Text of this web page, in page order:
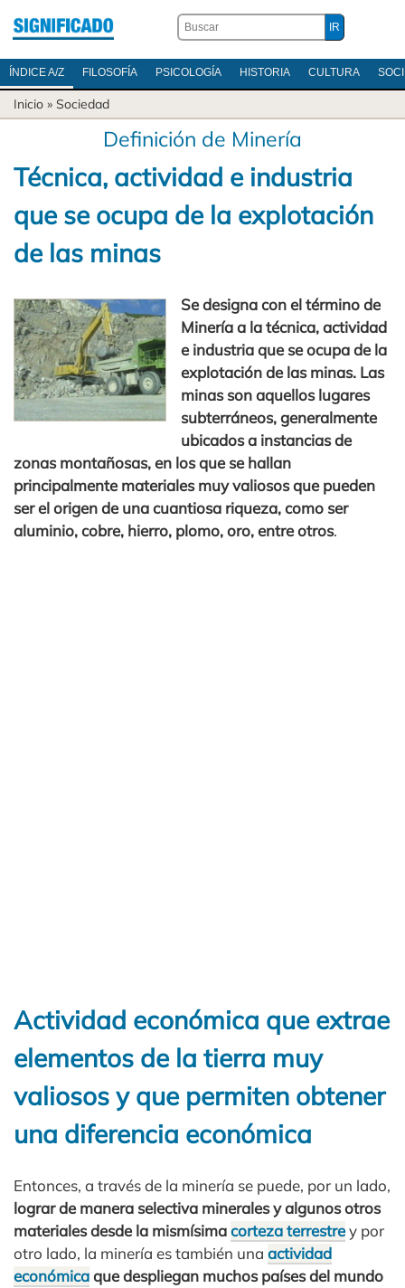
ÍNDICE A/Z FILOSOFÍA PSICOLOGÍA HISTORIA CULTURA
Inicio » Sociedad
Definición de Minería
Técnica, actividad e industria
que se ocupa de la explotación
de las minas
Se designa con el término de
Minería a la técnica, actividad
e industria que se ocupa de la
explotación de las minas. Las
minas son aquellos lugares
subterráneos, generalmente
ubicados a instancias de
zonas montañosas, en los que se hallan
principalmente materiales muy valiosos que pueden
ser el origen de una cuantiosa riqueza, como ser
aluminio, cobre, hierro, plomo, oro, entre otros.
Actividad económica que extrae
elementos de la tierra muy
valiosos y que permiten obtener
una diferencia económica
Entonces, a través de la minería se puede, por un lado,
lograr de manera selectiva minerales y algunos otros
materiales desde la mismísimacorteza terrestrey por
otro lado, la minería es también una actividad
económicaque despliegan muchos países del mundo